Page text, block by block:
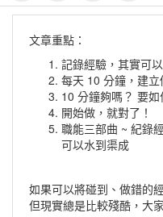
文章重點：
記錄經驗，其實可
每天 10 分鐘，建
10 分鐘夠嗎？ 要如
開始做，就對了！
職能三部曲 ~ 紀錄
可以水到渠成
如果可以將碰到、做錯的
但現實總是比較殘酷，大